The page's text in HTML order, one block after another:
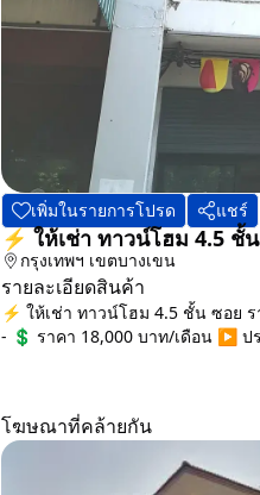
เพิ่มในรายการโปรด แชร์
⚡ ให้เช่า ทาวน์โฮม 4.5 ชั้
กรุงเทพฯ เขตบางเขน
รายละเอียดสินค้า
⚡ ให้เช่า ทาวน์โฮม 4.5 ชั้น ซอย
- 💲 ราคา 18,000 บาท/เดือน ▶️ ป
โฆษณาที่คล้ายกัน